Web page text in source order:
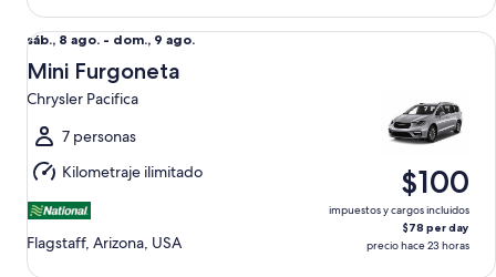
Del
sáb.,
8
ago.
al
dom.,
9
ago.
sáb., 8 ago. - dom., 9 ago.
Mini Furgoneta
Chrysler Pacifica
7 personas
Kilometraje ilimitado
Flagstaff, Arizona, USA
$100
impuestos y cargos incluidos
$78 per day
precio hace 23 horas
Mini Furgoneta Chrysler Pacifica